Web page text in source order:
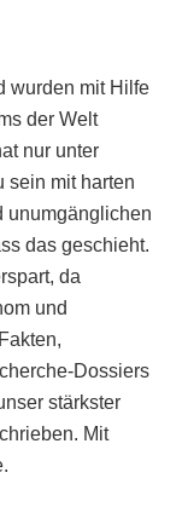
wurden mit Hilfe
der Welt
nur unter
sein mit harten
unumgänglichen
das geschieht.
da
und
Dossiers
stärkster
Mit